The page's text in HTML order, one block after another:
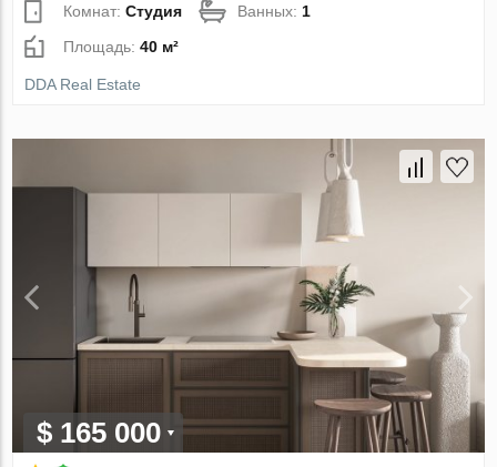
Комнат:Студия Ванных: 1
Площадь:40 м²
DDA Real Estate
$ 165 000